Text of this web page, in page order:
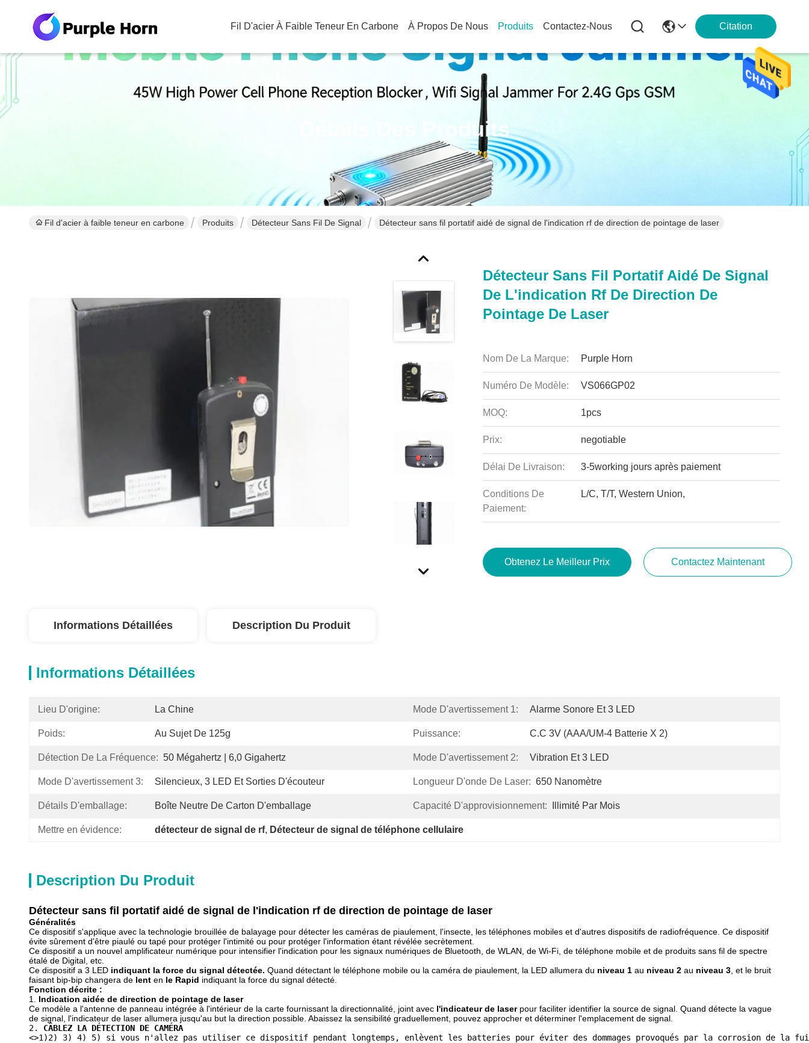
Fil D'acier À Faible Teneur En Carbone À Propos De Nous Produits Contactez-Nous Citation
Détails Des Produits
Fil d'acier à faible teneur en carbone Produits Détecteur Sans Fil De Signal Détecteur sans fil portatif aidé de signal de l'indication rf de direction de pointage de laser
Détecteur Sans Fil Portatif Aidé De Signal
De L'indication Rf De Direction De
Pointage De Laser
Nom De La Marque: Purple Horn
Numéro De Modèle: VS066GP02
MOQ: 1pcs
Prix: negotiable
Délai De Livraison: 3-5working jours après paiement
Conditions De
Paiement:
L/C, T/T, Western Union,
Obtenez Le Meilleur Prix Contactez Maintenant
Informations Détaillées Description Du Produit
Informations Détaillées
Lieu D'origine: La Chine Mode D'avertissement 1: Alarme Sonore Et 3 LED
Poids: Au Sujet De 125g Puissance: C.C 3V (AAA/UM-4 Batterie X 2)
Détection De La Fréquence: 50 Mégahertz | 6,0 Gigahertz Mode D'avertissement 2: Vibration Et 3 LED
Mode D'avertissement 3: Silencieux, 3 LED Et Sorties D'écouteur Longueur D'onde De Laser: 650 Nanomètre
Détails D'emballage: Boîte Neutre De Carton D'emballage Capacité D'approvisionnement: Illimité Par Mois
Mettre en évidence: détecteur de signal de rf, Détecteur de signal de téléphone cellulaire
Description Du Produit
Détecteur sans fil portatif aidé de signal de l'indication rf de direction de pointage de laser
Généralités
Ce dispositif s'applique avec la technologie brouillée de balayage pour détecter les caméras de piaulement, l'insecte, les téléphones mobiles et d'autres dispositifs de radiofréquence. Ce dispositif
évite sûrement d'être piaulé ou tapé pour protéger l'intimité ou pour protéger l'information étant révélée secrètement.
Ce dispositif a un nouvel amplificateur numérique pour intensifier l'indication pour les signaux numériques de Bluetooth, de WLAN, de Wi-Fi, de téléphone mobile et de produits sans fil de spectre
étalé de Digital, etc.
Ce dispositif a 3 LED indiquant la force du signal détectée. Quand détectant le téléphone mobile ou la caméra de piaulement, la LED allumera du niveau 1 au niveau 2 au niveau 3 , et le bruit
faisant bip-bip changera de lent en le Rapid indiquant la force du signal détecté.
Fonction décrite :
1. Indication aidée de direction de pointage de laser
Ce modèle a l'antenne de panneau intégrée à l'intérieur de la carte fournissant la directionnalité, joint avec l'indicateur de laserpour faciliter identifier la source de signal. Quand détecte la vague
de signal, l'indicateur de laser allumera jusqu'au but la direction possible. Abaissez la sensibilité graduellement, pouvez approcher et déterminer l'emplacement de signal.
2. CÂBLEZ LA DÉTECTION DE CAMÉRA
<>1)2) 3) 4) 5)
si vous n'allez pas utiliser ce dispositif pendant longtemps, enlèvent les batteries pour éviter des dommages provoqués par la corrosion de la